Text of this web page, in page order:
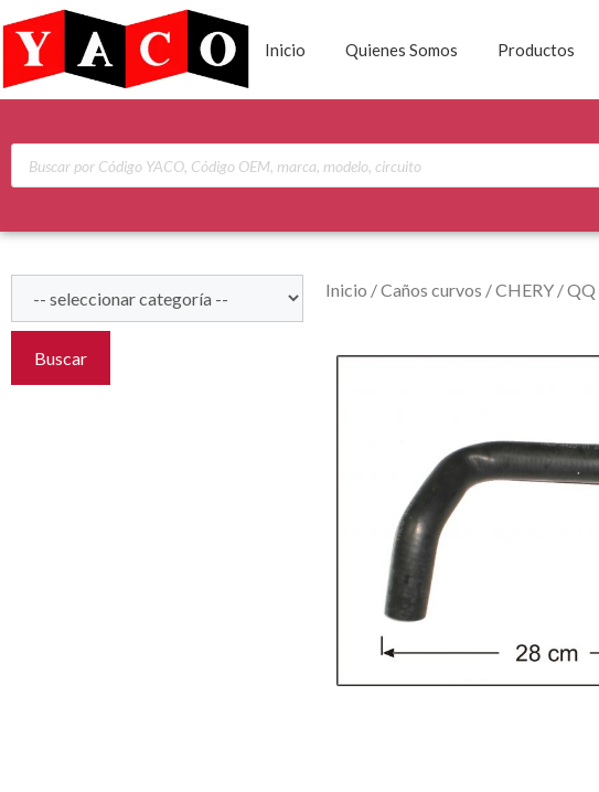
Inicio Quienes Somos Productos
Buscar
Inicio /Caños curvos /CHERY /QQ